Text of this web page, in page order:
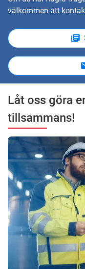
välkommen att
Låt oss göra
tillsammans!